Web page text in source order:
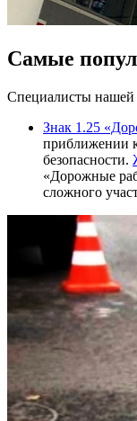
Самые
Специалисты нашей
Знак 1.25
приближении
безопасности.
«Дорожные
сложного